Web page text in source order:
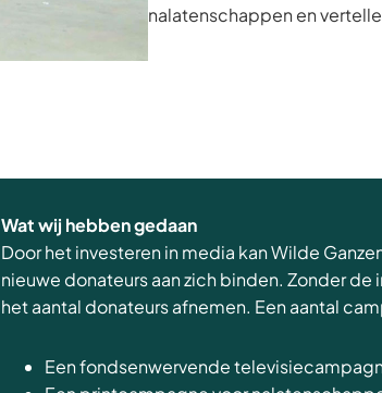
nalatenschappen en
Wat wij hebben gedaan
Door het investeren in media kan Wilde
nieuwe donateurs aan zich binden. Zonder
het aantal donateurs afnemen. Een aantal
Een fondsenwervende